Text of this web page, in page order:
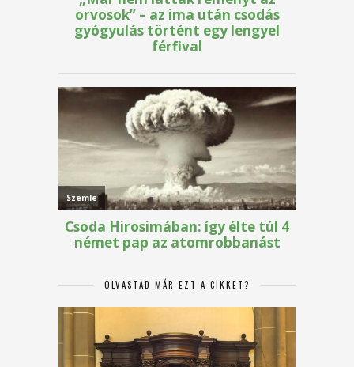
OLVASTAD MÁR EZT A CIKKET?